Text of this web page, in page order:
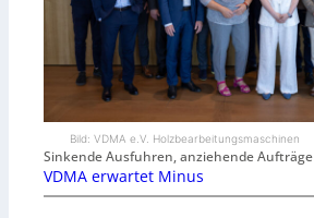
Bild: VDMA e.V. Holzbearbeitungsmaschinen
Sinkende Ausfuhren, anziehende Aufträge
VDMA erwartet Minus